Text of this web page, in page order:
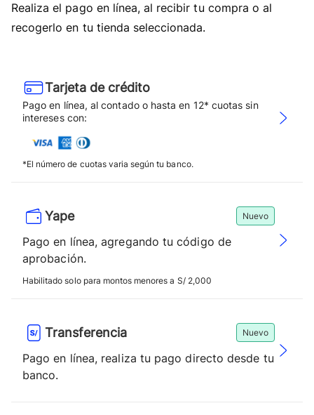
Realiza el pago en línea, al recibir tu compra o al
recogerlo en tu tienda seleccionada.
Tarjeta de crédito
Pago en línea, al contado o hasta en 12* cuotas sin
intereses con:
*El número de cuotas varia según tu banco.
Yape Nuevo
Pago en línea, agregando tu código de
aprobación.
Habilitado solo para montos menores a S/ 2,000
Transferencia Nuevo
Pago en línea, realiza tu pago directo desde tu
banco.